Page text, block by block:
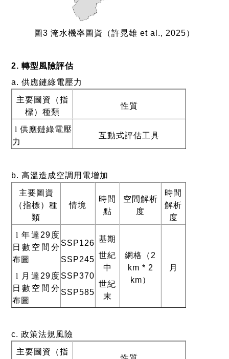
圖 3 淹水機率圖資 （許晃雄 et al., 2025）
2.轉型風險評估
a.供應鏈綠電壓力
主要圖資（指
標）種類
性質
l 供應鏈綠電壓
力
互動式評估工具
b.高溫造成空調用電增加
主要圖資
（指標）種
類
情境
時間
點
空間解析
度
時間
解析
度
l 年達 29 度
日數空間分
布圖
l
月達 29 度
日數空間分
布圖
SSP126
SSP245
SSP370
SSP585
基期
世紀
中
世紀
末
網格（ 2
km * 2
km）
月
c.政策法規風險
主要圖資（指